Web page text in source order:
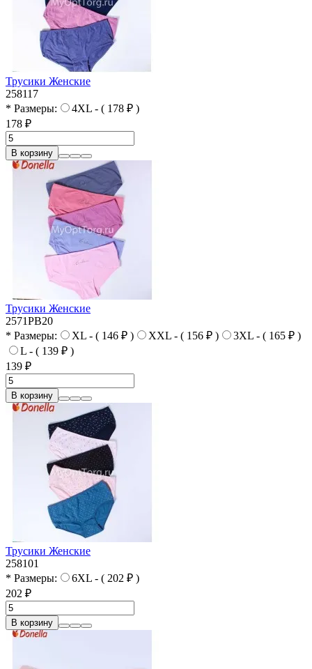
Трусики Женские
258117
* Размеры:
4XL - ( 178 ₽ )
178 ₽
В корзину
Трусики Женские
2571PB20
* Размеры:
XL - ( 146 ₽ ) XXL - ( 156 ₽ )
3XL - ( 165 ₽ )
L - ( 139 ₽ )
139 ₽
В корзину
Трусики Женские
258101
* Размеры:
6XL - ( 202 ₽ )
202 ₽
В корзину